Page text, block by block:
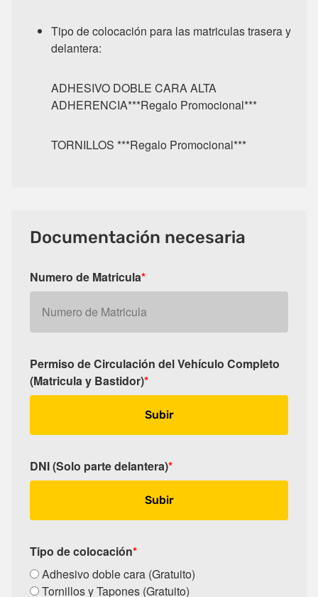
Tipo de colocación para las matriculas trasera y
delantera:
ADHESIVO DOBLE CARA ALTA
ADHERENCIA***Regalo Promocional***
TORNILLOS ***Regalo Promocional***
Documentación necesaria
Numero de Matricula*
Permiso de Circulación del Vehículo Completo
(Matricula y Bastidor)*
Subir
DNI (Solo parte delantera)*
Subir
Tipo de colocación*
Adhesivo doble cara (Gratuito)
Tornillos y Tapones (Gratuito)